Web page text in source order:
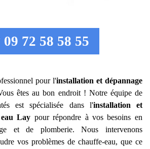
72 58 58 55
pour l'installation et dépannage
êtes au bon endroit ! Notre équipe de
est spécialisée dans l'installation et
Lay pour répondre à vos besoins en
et de plomberie. Nous intervenons
vos problèmes de chauffe-eau, que ce